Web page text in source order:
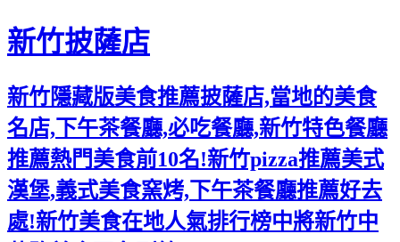
新竹披薩店
新竹隱藏版美食推薦披薩店,當地的美食
名店,下午茶餐廳,必吃餐廳,新竹特色餐廳
推薦熱門美食前10名!新竹pizza推薦美式
漢堡,義式美食窯烤,下午茶餐廳推薦好去
處!新竹美食在地人氣排行榜中將新竹中